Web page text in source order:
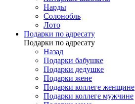
Нарды
Солонобль
Лото
Подарки по адресату
Подарки по адресату
Назад
Подарки бабушке
Подарки дедушке
Подарки жене
Подарки коллеге женщине
Подарки коллеге мужчине